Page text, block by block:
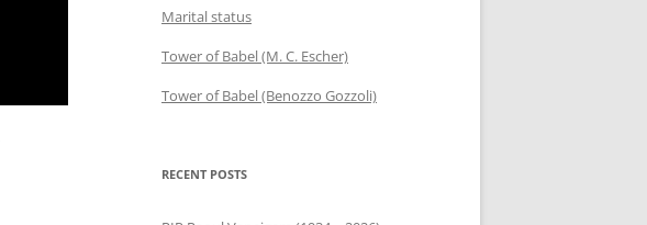
Marital status
Tower of Babel (M. C. Escher)
Tower of Babel (Benozzo Gozzoli)
RECENT POSTS